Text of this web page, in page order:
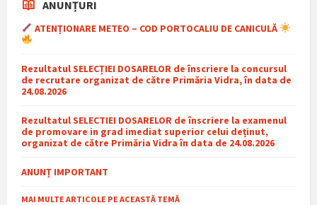
ANUNȚURI
ATENȚIONARE METEO – COD PORTOCALIU DE CANICULĂ
Rezultatul SELECȚIEI DOSARELOR de înscriere la concursul
de recrutare organizat de către Primăria Vidra, în data de
24.08.2026
Rezultatul SELECTIEI DOSARELOR de înscriere la examenul
de promovare in grad imediat superior celui deținut,
organizat de către Primăria Vidra în data de 24.08.2026
ANUNȚ IMPORTANT
MAI MULTE ARTICOLE PE ACEASTĂ TEMĂ